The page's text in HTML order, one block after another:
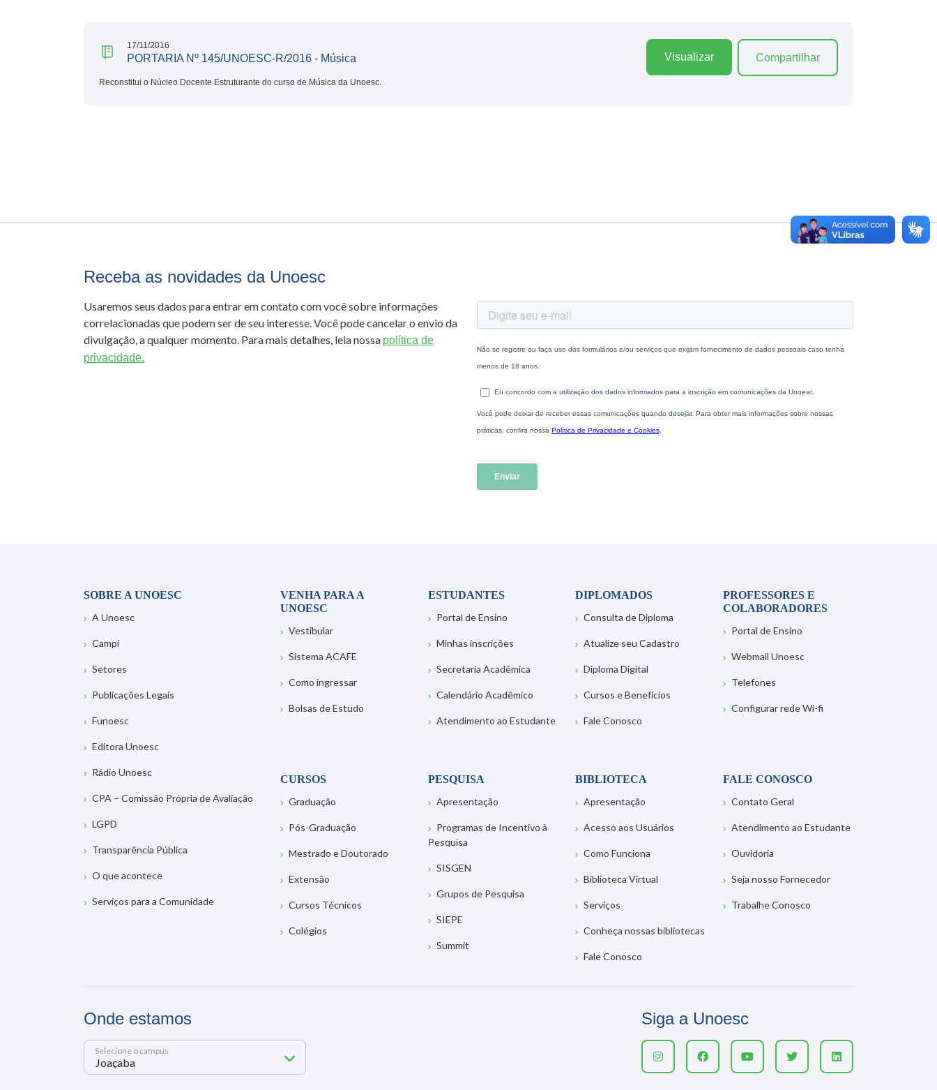
17/11/2016
PORTARIA Nº 145/UNOESC-R/2016 - Música
Reconstitui o Núcleo Docente Estruturante do curso de Música da Unoesc.
Visualizar Compartilhar
Receba as novidades da Unoesc
Usaremos seus dados para entrar em contato com você sobre informações
correlacionadas que podem ser de seu interesse. Você pode cancelar o envio da
divulgação, a qualquer momento. Para mais detalhes, leia nossa política de
privacidade.
SOBRE A UNOESC
A Unoesc
Campi
Setores
Publicações Legais
Funoesc
Editora Unoesc
Rádio Unoesc
CPA – Comissão Própria de Avaliação
LGPD
Transparência Pública
O que acontece
Serviços para a Comunidade
VENHA PARA A
UNOESC
Vestibular
Sistema ACAFE
Como ingressar
Bolsas de Estudo
ESTUDANTES
Portal de Ensino
Minhas inscrições
Secretaria Acadêmica
Calendário Acadêmico
Atendimento ao Estudante
DIPLOMADOS
Consulta de Diploma
Atualize seu Cadastro
Diploma Digital
Cursos e Benefícios
Fale Conosco
PROFESSORES E
COLABORADORES
Portal de Ensino
Webmail Unoesc
Telefones
Configurar rede Wi-fi
CURSOS
Graduação
Pós-Graduação
Mestrado e Doutorado
Extensão
Cursos Técnicos
Colégios
PESQUISA
Apresentação
Programas de Incentivo à
Pesquisa
SISGEN
Grupos de Pesquisa
SIEPE
Summit
BIBLIOTECA
Apresentação
Acesso aos Usuários
Como Funciona
Biblioteca Virtual
Serviços
Conheça nossas bibliotecas
Fale Conosco
FALE CONOSCO
Contato Geral
Atendimento ao Estudante
Ouvidoria
Seja nosso Fornecedor
Trabalhe Conosco
Onde estamos
Selecione o campus
Siga a Unoesc